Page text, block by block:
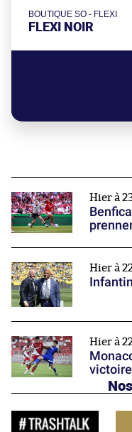
BOUTIQUE SO - FLEXI
FLEXI NOIR
Hier à
Hier à
Hier à
victoire